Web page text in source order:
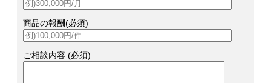
商品の報酬(必須)
ご相談内容 (必須)